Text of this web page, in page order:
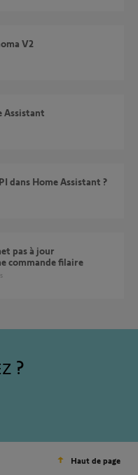
V2
Assistant
dans Home Assistant ?
commande filaire
Haut de page